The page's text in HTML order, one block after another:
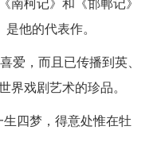
他的代表作。
爱，而且已传播到英、
界戏剧艺术的珍品。
四梦，得意处惟在牡